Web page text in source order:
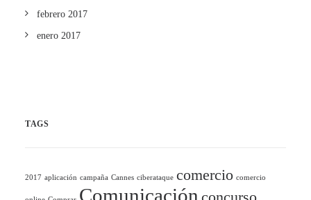
febrero 2017
enero 2017
TAGS
2017 aplicación campaña Cannes ciberataque comercio comercio
Comunicación